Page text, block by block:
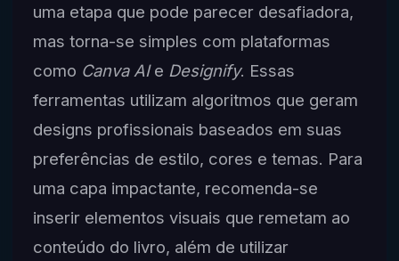
uma etapa que pode parecer desafiadora,
mas torna-se simples com plataformas
como Canva AIe Designify. Essas
ferramentas utilizam algoritmos que geram
designs profissionais baseados em suas
preferências de estilo, cores e temas. Para
uma capa impactante, recomenda-se
inserir elementos visuais que remetam ao
conteúdo do livro, além de utilizar